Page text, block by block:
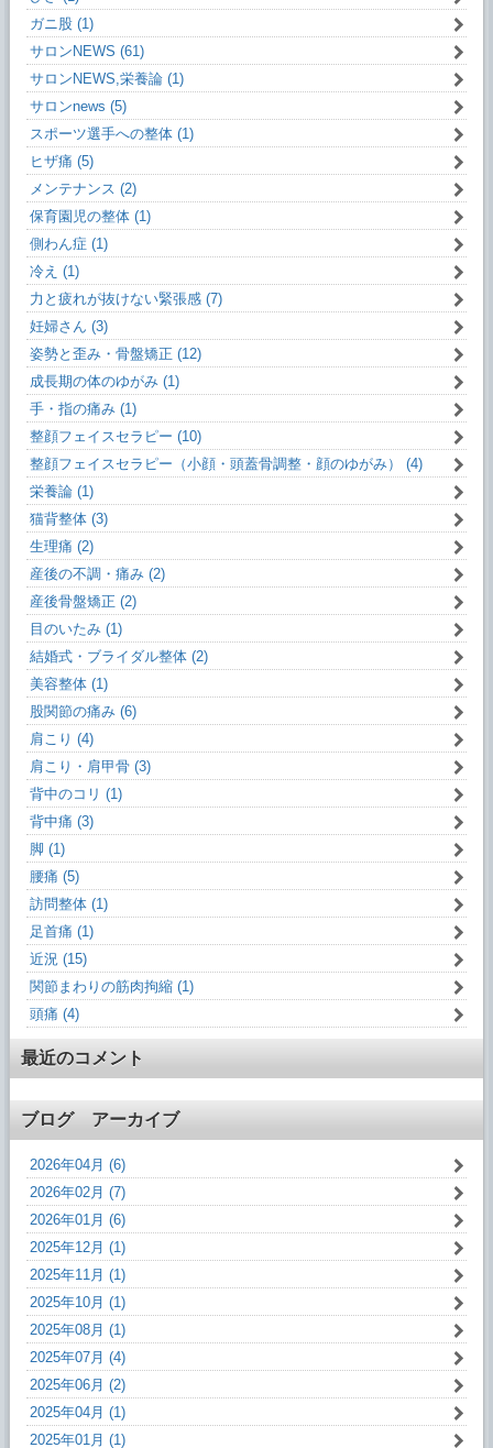
ガニ股 (1)
サロンNEWS (61)
サロンNEWS,栄養論 (1)
サロンnews (5)
スポーツ選手への整体 (1)
ヒザ痛 (5)
メンテナンス (2)
保育園児の整体 (1)
側わん症 (1)
冷え (1)
力と疲れが抜けない緊張感 (7)
妊婦さん (3)
姿勢と歪み・骨盤矯正 (12)
成長期の体のゆがみ (1)
手・指の痛み (1)
整顔フェイスセラピー (10)
整顔フェイスセラピー（小顔・頭蓋骨調整・顔のゆがみ） (4)
栄養論 (1)
猫背整体 (3)
生理痛 (2)
産後の不調・痛み (2)
産後骨盤矯正 (2)
目のいたみ (1)
結婚式・ブライダル整体 (2)
美容整体 (1)
股関節の痛み (6)
肩こり (4)
肩こり・肩甲骨 (3)
背中のコリ (1)
背中痛 (3)
脚 (1)
腰痛 (5)
訪問整体 (1)
足首痛 (1)
近況 (15)
関節まわりの筋肉拘縮 (1)
頭痛 (4)
最近のコメント
ブログ アーカイブ
2026年04月 (6)
2026年02月 (7)
2026年01月 (6)
2025年12月 (1)
2025年11月 (1)
2025年10月 (1)
2025年08月 (1)
2025年07月 (4)
2025年06月 (2)
2025年04月 (1)
2025年01月 (1)